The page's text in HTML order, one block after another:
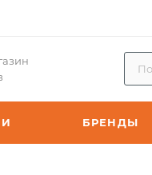
БРЕНДЫ